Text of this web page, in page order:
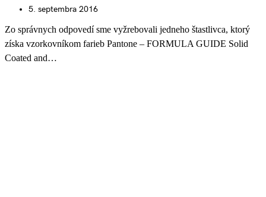
5. septembra 2016
Zo správnych odpovedí sme vyžrebovali jedneho štastlivca, ktorý
získa vzorkovníkom farieb Pantone – FORMULA GUIDE Solid
Coated and…